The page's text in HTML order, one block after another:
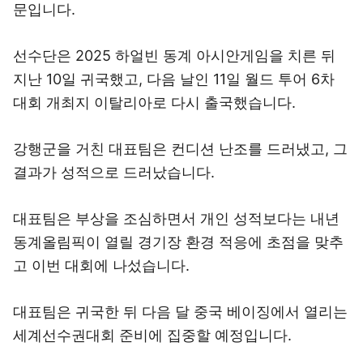
문입니다.
선수단은 2025 하얼빈 동계 아시안게임을 치른 뒤
지난 10일 귀국했고, 다음 날인 11일 월드 투어 6차
대회 개최지 이탈리아로 다시 출국했습니다.
강행군을 거친 대표팀은 컨디션 난조를 드러냈고, 그
결과가 성적으로 드러났습니다.
대표팀은 부상을 조심하면서 개인 성적보다는 내년
동계올림픽이 열릴 경기장 환경 적응에 초점을 맞추
고 이번 대회에 나섰습니다.
대표팀은 귀국한 뒤 다음 달 중국 베이징에서 열리는
세계선수권대회 준비에 집중할 예정입니다.